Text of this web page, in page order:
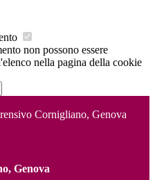
non possono essere
nella pagina della cookie
Cornigliano, Genova
Genova